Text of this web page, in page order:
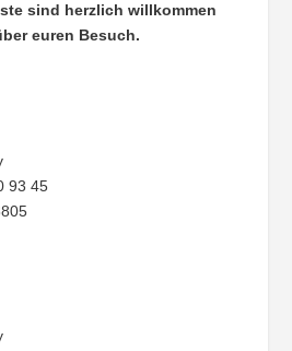
sind herzlich willkommen
euren Besuch.
93 45